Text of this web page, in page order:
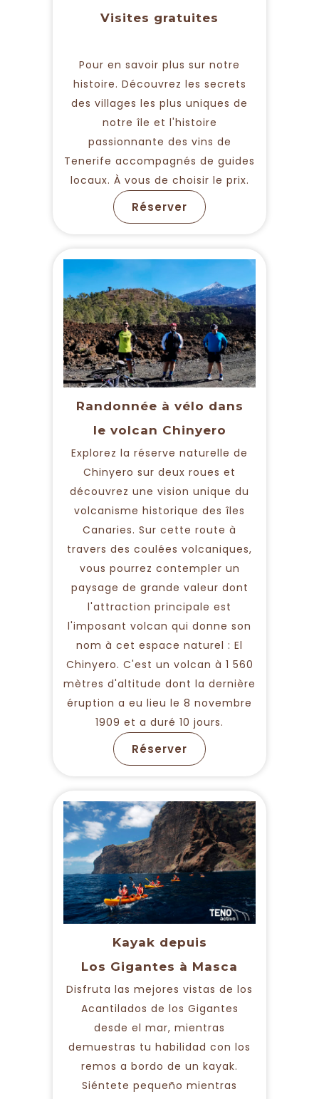
Visites gratuites
Pour en savoir plus sur notre
histoire. Découvrez les secrets
des villages les plus uniques de
notre île et l'histoire
passionnante des vins de
Tenerife accompagnés de guides
locaux. À vous de choisir le prix.
Réserver
Randonnée à vélo dans
le volcan Chinyero
Explorez la réserve naturelle de
Chinyero sur deux roues et
découvrez une vision unique du
volcanisme historique des îles
Canaries. Sur cette route à
travers des coulées volcaniques,
vous pourrez contempler un
paysage de grande valeur dont
l'attraction principale est
l'imposant volcan qui donne son
nom à cet espace naturel : El
Chinyero. C'est un volcan à 1 560
mètres d'altitude dont la dernière
éruption a eu lieu le 8 novembre
1909 et a duré 10 jours.
Réserver
Kayak depuis
Los Gigantes à Masca
Disfruta las mejores vistas de los
Acantilados de los Gigantes
desde el mar, mientras
demuestras tu habilidad con los
remos a bordo de un kayak.
Siéntete pequeño mientras